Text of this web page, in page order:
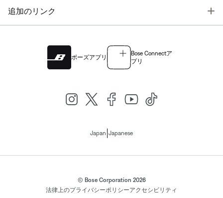
追加のリンク
ボーズアプリ
Bose Connectア
プリ
Japan Japanese
© Bose Corporation 2026
法律上のプライバシーポリシーアクセシビリティ